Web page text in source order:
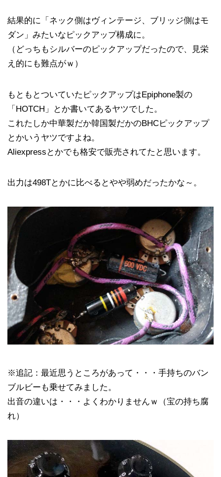
結果的に「ネック側はヴィンテージ、ブリッジ側はモ
ダン」みたいなピックアップ構成に。
（どっちもシルバーのピックアップだったので、見栄
え的にも難点がｗ）
もともとついていたピックアップはEpiphone製の
「HOTCH」とか書いてあるヤツでした。
これたしか中華製だか韓国製だかのBHCピックアップ
とかいうヤツですよね。
Aliexpressとかでも格安で販売されてたと思います。
出力は498Tとかに比べるとやや弱めだったかな～。
※追記：最近思うところがあって・・・手持ちのバン
ブルビーも乗せてみました。
出音の違いは・・・よくわかりませんｗ（宝の持ち腐
れ）